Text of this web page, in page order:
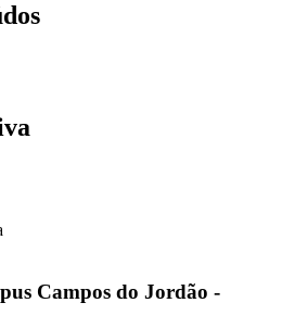
Campos do Jordão -